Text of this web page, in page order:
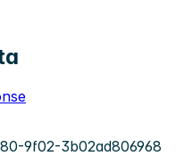
9f02-3b02ad806968